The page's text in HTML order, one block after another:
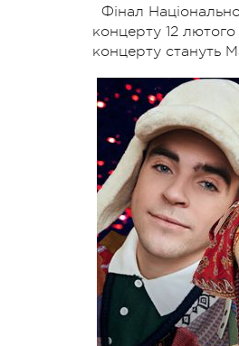
Фінал
концерту 12
концерту стануть